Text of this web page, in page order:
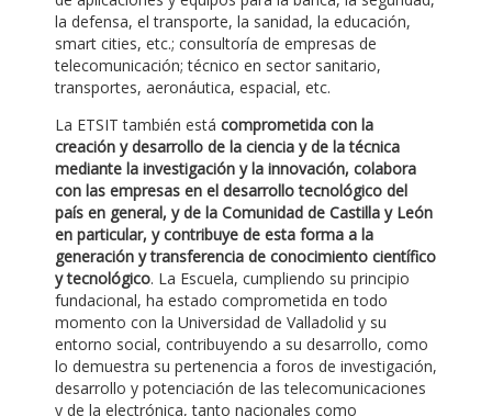
la defensa, el transporte, la sanidad, la educación,
smart cities, etc.; consultoría de empresas de
telecomunicación; técnico en sector sanitario,
transportes, aeronáutica, espacial, etc.
La ETSIT también está comprometida con la
creación y desarrollo de la ciencia y de la técnica
mediante la investigación y la innovación, colabora
con las empresas en el desarrollo tecnológico del
país en general, y de la Comunidad de Castilla y León
en particular, y contribuye de esta forma a la
generación y transferencia de conocimiento científico
y tecnológico. La Escuela, cumpliendo su principio
fundacional, ha estado comprometida en todo
momento con la Universidad de Valladolid y su
entorno social, contribuyendo a su desarrollo, como
lo demuestra su pertenencia a foros de investigación,
desarrollo y potenciación de las telecomunicaciones
y de la electrónica, tanto nacionales como